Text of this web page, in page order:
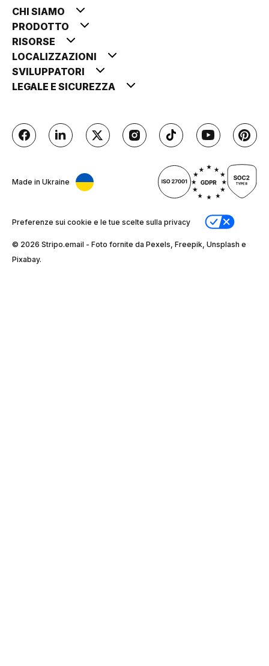
CHI SIAMO
PRODOTTO
RISORSE
LOCALIZZAZIONI
SVILUPPATORI
LEGALE E SICUREZZA
Made in Ukraine
Preferenze sui cookie e le tue scelte sulla privacy
© 2026 Stripо.email - Foto fornite da Pexels, Freepik, Unsplash e
Pixabay.